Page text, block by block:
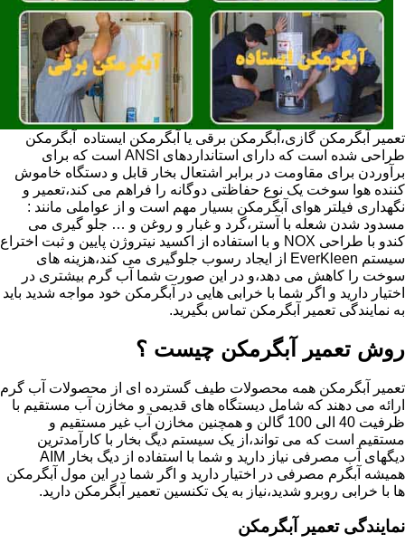
تعمیر آبگرمکن گازی،آبگرمکن برقی یا آبگرمکن ایستاده ​ آبگرمکن
طراحی شده است که دارای استانداردهای ANSI است که برای
برآوردن برای مقاومت در برابر اشتعال بخار قابل و دستگاه خاموش
کننده هوا سوخت یک نوع حفاظتی دوگانه را فراهم می کند،تعمیر و
نگهداری فیلتر هوای آبگرمکن بسیار مهم است و از عواملی مانند :
مسدود شدن شعله با آستر،گرد و غبار و روغن و … جلو گیری می
کندو با طراحی NOX و با استفاده از اکسید نیتروژن پایین و ثبت اختراع
سیستم EverKleen از ایجاد رسوب جلوگیری می کند،هزینه های
سوخت را کاهش می دهد،و در این صورت شما آب گرم بیشتری در
اختیار دارید و اگر شما با خرابی هایی در آبگرمکن خود مواجه شدید باید
به نمایندگی تعمیر آبگرمکن تماس بگیرید.
روش تعمیر آبگرمکن چیست ؟
تعمیر آبگرمکن همه محصولات طیف گسترده ای از محصولات آب گرم
ارائه می دهند که شامل دیستگاه های قدیمی و مخازن آب مستقیم با
ظرفیت 40 الی 100 گالن و همچنین مخازن آب غیر مستقیم و
مستقیم است که می تواند،از یک سیستم دیگ بخار با کارآمدترین
دیگهای آب مصرفی نیاز دارید و شما با استفاده از دیگ بخار AIM
همیشه آبگرم مصرفی در اختیار دارید و اگر شما در این مول آبگرمکن
ها با خرابی روبرو شدید،نیاز به یک تکنسین تعمیر آبگرمکن دارید.
نمایندگی تعمیر آبگرمکن